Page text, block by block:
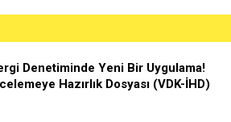
Denetiminde Yeni Bir Uygulama!
Hazırlık Dosyası (VDK-İHD)